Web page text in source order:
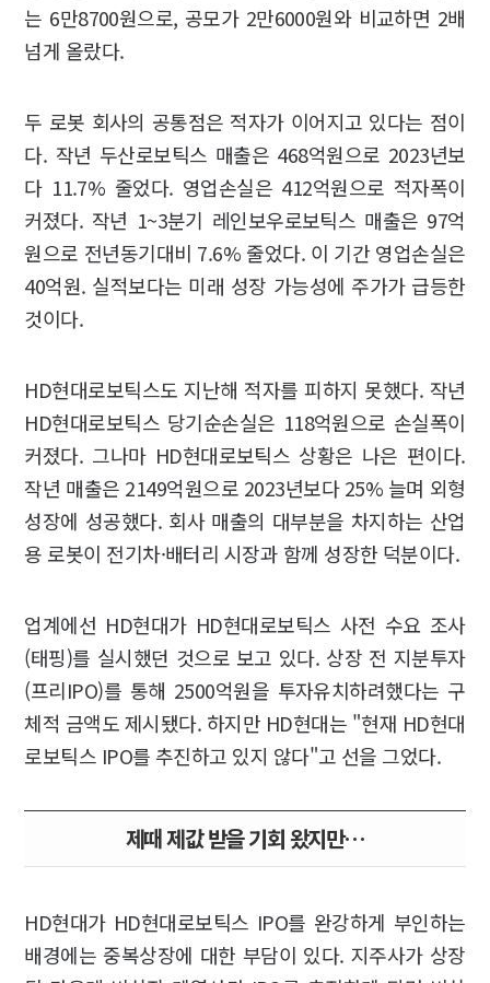
는 6만8700원으로, 공모가 2만6000원와 비교하면 2배
넘게 올랐다.
두 로봇 회사의 공통점은 적자가 이어지고 있다는 점이
다. 작년 두산로보틱스 매출은 468억원으로 2023년보
다 11.7% 줄었다. 영업손실은 412억원으로 적자폭이
커졌다. 작년 1~3분기 레인보우로보틱스 매출은 97억
원으로 전년동기대비 7.6% 줄었다. 이 기간 영업손실은
40억원. 실적보다는 미래 성장 가능성에 주가가 급등한
것이다.
HD현대로보틱스도 지난해 적자를 피하지 못했다. 작년
HD현대로보틱스 당기순손실은 118억원으로 손실폭이
커졌다. 그나마 HD현대로보틱스 상황은 나은 편이다.
작년 매출은 2149억원으로 2023년보다 25% 늘며 외형
성장에 성공했다. 회사 매출의 대부분을 차지하는 산업
용 로봇이 전기차·배터리 시장과 함께 성장한 덕분이다.
업계에선 HD현대가 HD현대로보틱스 사전 수요 조사
(태핑)를 실시했던 것으로 보고 있다. 상장 전 지분투자
(프리IPO)를 통해 2500억원을 투자유치하려했다는 구
체적 금액도 제시됐다. 하지만 HD현대는 "현재 HD현대
로보틱스 IPO를 추진하고 있지 않다"고 선을 그었다.
제때 제값 받을 기회 왔지만…
HD현대가 HD현대로보틱스 IPO를 완강하게 부인하는
배경에는 중복상장에 대한 부담이 있다. 지주사가 상장